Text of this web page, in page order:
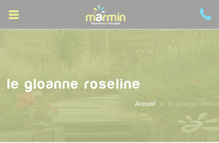
le gloanne roseline
Accueil le gloanne roseline